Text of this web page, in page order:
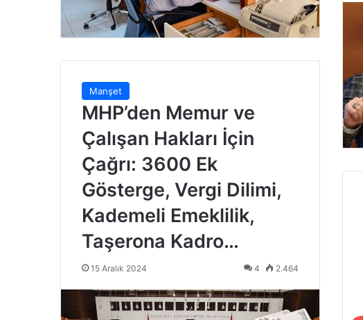
Manşet
MHP’den Memur ve
Çalışan Hakları İçin
Çağrı: 3600 Ek
Gösterge, Vergi Dilimi,
Kademeli Emeklilik,
Taşerona Kadro…
15 Aralık 2024 4 2.464